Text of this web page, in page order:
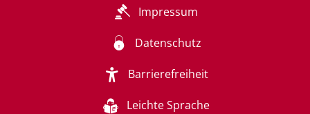
Impressum
Datenschutz
Barrierefreiheit
Leichte Sprache